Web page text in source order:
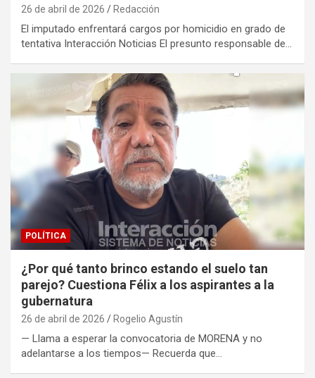
26 de abril de 2026 Redacción
El imputado enfrentará cargos por homicidio en grado de
tentativa Interacción Noticias El presunto responsable de…
POLÍTICA
¿Por qué tanto brinco estando el suelo tan
parejo? Cuestiona Félix a los aspirantes a la
gubernatura
26 de abril de 2026 Rogelio Agustín
— Llama a esperar la convocatoria de MORENA y no
adelantarse a los tiempos— Recuerda que…